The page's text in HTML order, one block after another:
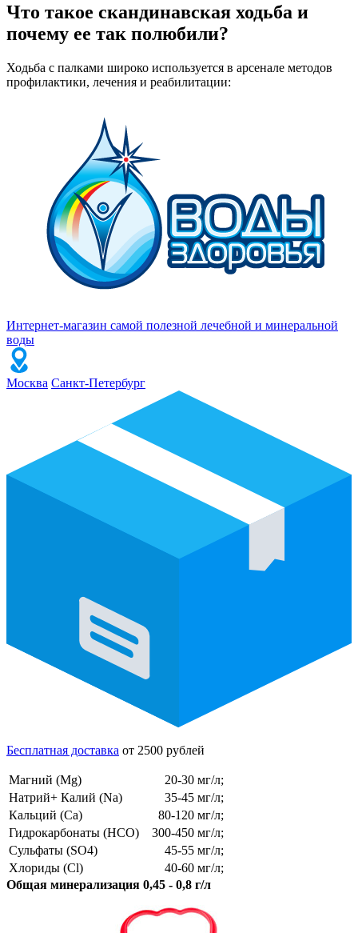
Что такое скандинавская ходьба и
почему ее так полюбили?
Ходьба с палками широко используется в арсенале методов
профилактики, лечения и реабилитации:
Интернет-магазин самой полезной лечебной и минеральной
воды
Москва Санкт-Петербург
Бесплатная доставка от 2500 рублей
Магний (Mg)
20-30 мг/л;
Натрий+ Калий (Na)
35-45 мг/л;
Кальций (Ca)
80-120 мг/л;
Гидрокарбонаты (HCO)
300-450 мг/л;
Сульфаты (SO4)
45-55 мг/л;
Хлориды (Cl)
40-60 мг/л;
Общая минерализация 0,45 - 0,8 г/л